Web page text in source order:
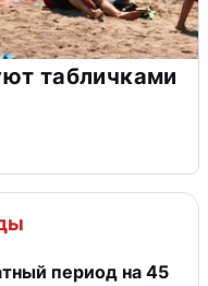
табличками
период на 45